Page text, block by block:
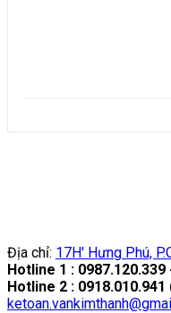
Địa chỉ: 17H' Hưng Phú,
Hotline 1 :
Hotline 2 : 0918.010.941